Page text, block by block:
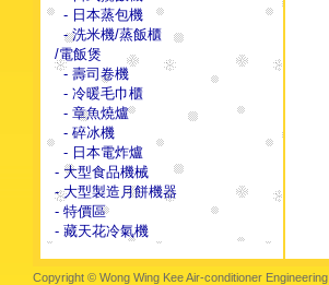
- 日本蒸包機
- 洗米機/蒸飯櫃
/電飯煲
- 壽司卷機
- 冷暖毛巾櫃
- 章魚燒爐
- 碎冰機
- 日本電炸爐
- 大型食品機械
- 大型製造月餅機器
- 特價區
- 藏天花冷氣機
Copyright © Wong Wing Kee Air-conditioner Engineering